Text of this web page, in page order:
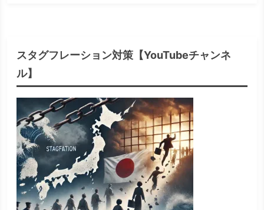
スタグフレーション対策【YouTubeチャンネ
ル】